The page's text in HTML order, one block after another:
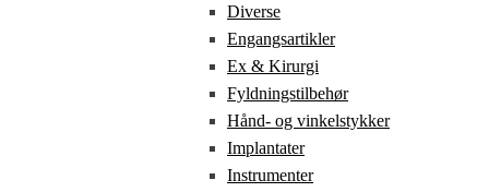
Diverse
Engangsartikler
Ex & Kirurgi
Fyldningstilbehør
Hånd- og vinkelstykker
Implantater
Instrumenter